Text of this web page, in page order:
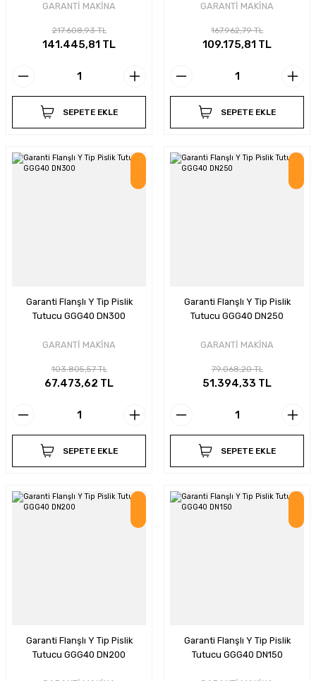
GARANTİ MAKİNA
217.608,93 TL
141.445,81 TL
SEPETE EKLE
GARANTİ MAKİNA
167.962,79 TL
109.175,81 TL
SEPETE EKLE
Garanti Flanşlı Y Tip Pislik
Tutucu GGG40 DN300
GARANTİ MAKİNA
103.805,57 TL
67.473,62 TL
SEPETE EKLE
Garanti Flanşlı Y Tip Pislik
Tutucu GGG40 DN250
GARANTİ MAKİNA
79.068,20 TL
51.394,33 TL
SEPETE EKLE
Garanti Flanşlı Y Tip Pislik
Tutucu GGG40 DN200
Garanti Flanşlı Y Tip Pislik
Tutucu GGG40 DN150